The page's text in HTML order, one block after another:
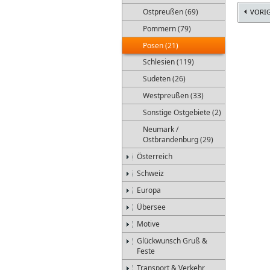
Ostpreußen (69)
Pommern (79)
Posen (21)
Schlesien (119)
Sudeten (26)
Westpreußen (33)
Sonstige Ostgebiete (2)
Neumark /
Ostbrandenburg (29)
Österreich
Schweiz
Europa
Übersee
Motive
Glückwunsch Gruß &
Feste
Transport & Verkehr